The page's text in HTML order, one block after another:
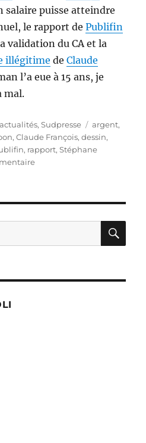
salaire puisse atteindre
le rapport dePublifin
validation du CA et la
illégitime deClaude
l’a eue à 15 ans, je
mal.
,Sudpresse Étiquettes
argent,
,Claude François,dessin,
, rapport,Stéphane
sur
de
!